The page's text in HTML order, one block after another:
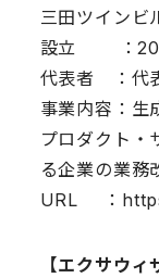
三田ツインビ
設立 ：
代表者 ：代
事業内容：生
プロダクト・
る企業の業務
URL ：
【エクサウィ